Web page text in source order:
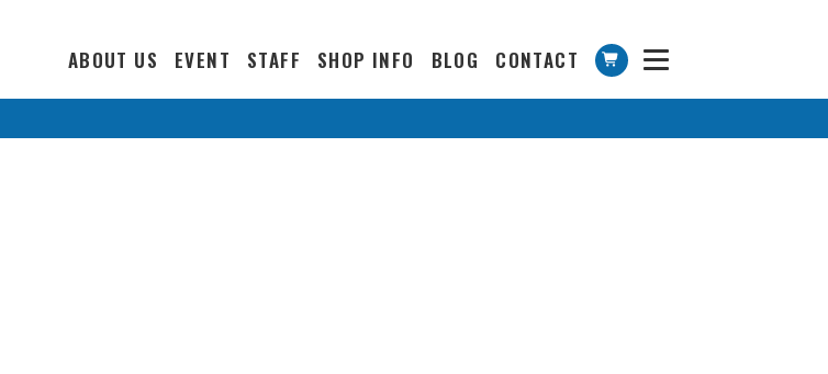
ABOUT US EVENT STAFF SHOP INFO BLOG CONTACT